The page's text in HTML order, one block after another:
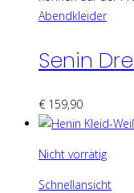
Abendkleider
Senin
€ 159,90
Nicht vorrätig
Schnellansicht